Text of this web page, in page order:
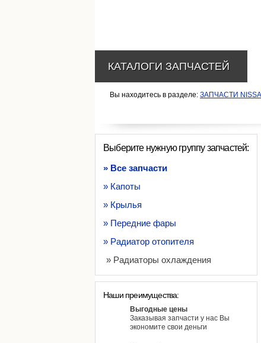
Вы находитесь в разделе: ЗАПЧАСТИ
Выберите нужную группу запчастей:
» Все запчасти
» Капоты
» Крылья
» Передние фары
» Радиатор отопителя
» Радиаторы охлаждения
Наши преимущества:
Выгодные цены
Заказывая запчасти у нас Вы
экономите свои деньги
КАТАЛОГИ ЗАПЧАСТЕЙ